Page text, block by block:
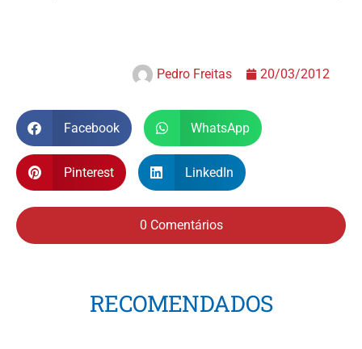
Pedro Freitas 20/03/2012
Facebook WhatsApp
Pinterest LinkedIn
0 Comentários
RECOMENDADOS